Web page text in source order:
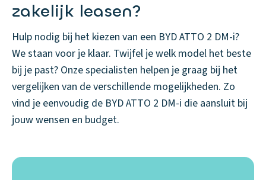
zakelijk leasen?
Hulp nodig bij het kiezen van een BYD ATTO 2 DM-i?
We staan voor je klaar. Twijfel je welk model het beste
bij je past? Onze specialisten helpen je graag bij het
vergelijken van de verschillende mogelijkheden. Zo
vind je eenvoudig de BYD ATTO 2 DM-i die aansluit bij
jouw wensen en budget.